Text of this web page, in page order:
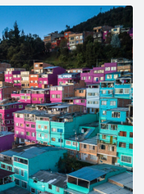
bez prava na žalbu i
određenu od
na putovanju, u
ima pravo da putnika
moguća upotreba
i programom puta pauze
od lokacije i
koje putnici mogu
sjedenja, mjesto polaska,
uplatom prevoza,